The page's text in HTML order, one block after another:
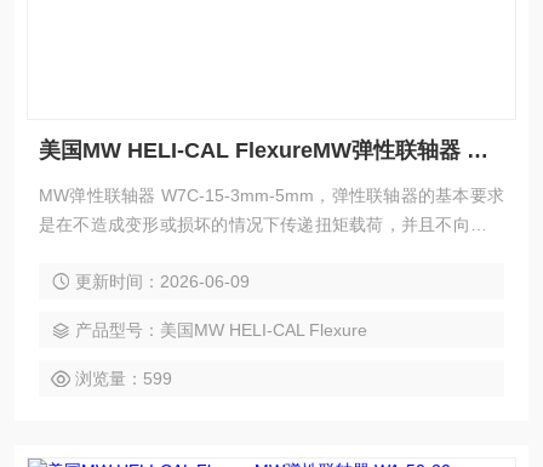
美国MW HELI-CAL FlexureMW弹性联轴器 W7C-15-3mm-5mm
MW弹性联轴器 W7C-15-3mm-5mm，弹性联轴器的基本要求
是在不造成变形或损坏的情况下传递扭矩载荷，并且不向驱动
错位和设计标准、材料规格和服务系数确定 HELI-CAL Flexur
更新时间：2026-06-09
产品型号：美国MW HELI-CAL Flexure
浏览量：599